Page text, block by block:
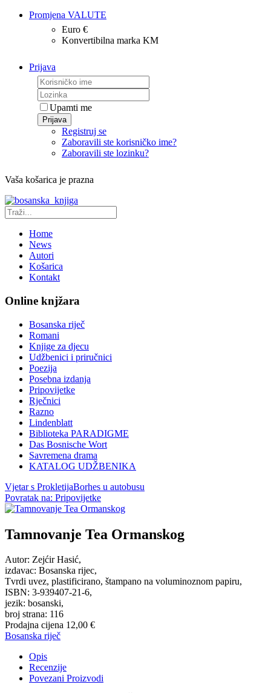
Promjena VALUTE
Euro €
Konvertibilna marka KM
Prijava
Upamti me
Prijava
Registruj se
Zaboravili ste korisničko ime?
Zaboravili ste lozinku?
Vaša košarica je prazna
Home
News
Autori
Košarica
Kontakt
Online knjžara
Bosanska riječ
Romani
Knjige za djecu
Udžbenici i priručnici
Poezija
Posebna izdanja
Pripovijetke
Rječnici
Razno
Lindenblatt
Biblioteka PARADIGME
Das Bosnische Wort
Savremena drama
KATALOG UDŽBENIKA
Vjetar s ProkletijaBorhes u autobusu
Povratak na: Pripovijetke
Tamnovanje Tea Ormanskog
Autor: Zejćir Hasić,
izdavac: Bosanska rijec,
Tvrdi uvez, plastificirano, štampano na voluminoznom papiru,
ISBN: 3-939407-21-6,
jezik: bosanski,
broj strana: 116
Prodajna cijena 12,00 €
Bosanska riječ
Opis
Recenzije
Povezani Proizvodi